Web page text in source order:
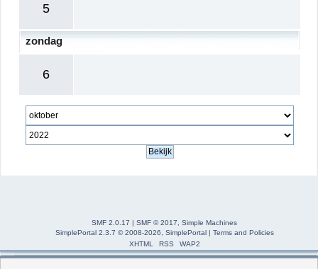
5
zondag
6
SMF 2.0.17 | SMF © 2017
Simple Machines
SimplePortal 2.3.7 © 2008-2026, SimplePortal| Terms and Policies
XHTML
RSS WAP2